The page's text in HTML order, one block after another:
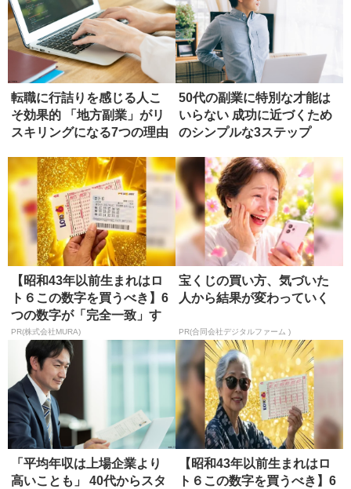
転職に行詰りを感じる人こ
そ効果的 「地方副業」がリ
スキリングになる7つの理由
50代の副業に特別な才能は
いらない 成功に近づくため
のシンプルな3ステップ
【昭和43年以前生まれはロ
ト６この数字を買うべき】6
つの数字が「完全一致」す
る方...
PR(株式会社MURA)
宝くじの買い方、気づいた
人から結果が変わっていく
PR(合同会社デジタルファーム )
「平均年収は上場企業より
高いことも」 40代からスタ
【昭和43年以前生まれはロ
ト６この数字を買うべき】6